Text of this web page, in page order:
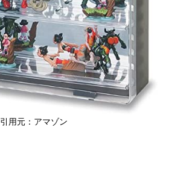
引用元：アマゾン